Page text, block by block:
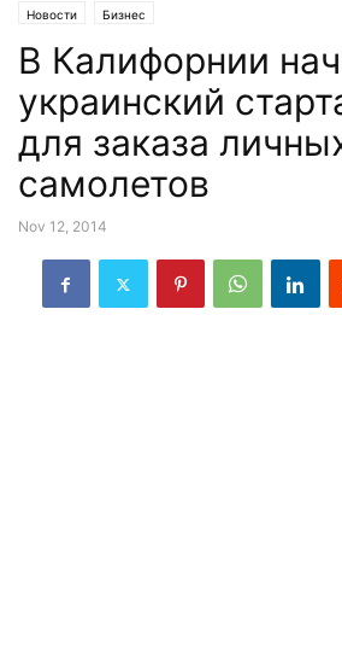
Новости Бизнес
В Калифорнии
украинский
для заказа
самолетов
Nov 12, 2014